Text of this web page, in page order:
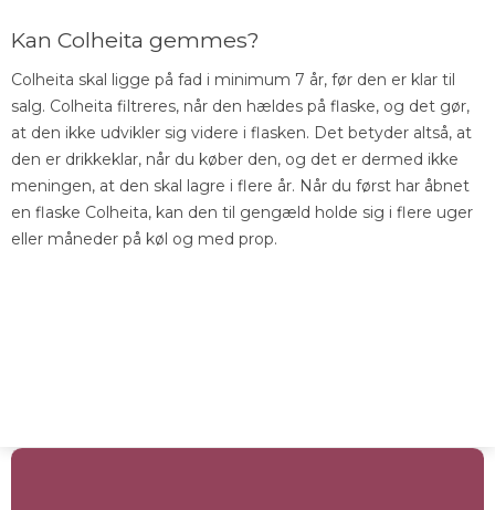
Kan Colheita gemmes?
Colheita skal ligge på fad i minimum 7 år, før den er klar til
salg. Colheita filtreres, når den hældes på flaske, og det gør,
at den ikke udvikler sig videre i flasken. Det betyder altså, at
den er drikkeklar, når du køber den, og det er dermed ikke
meningen, at den skal lagre i flere år. Når du først har åbnet
en flaske Colheita, kan den til gengæld holde sig i flere uger
eller måneder på køl og med prop.